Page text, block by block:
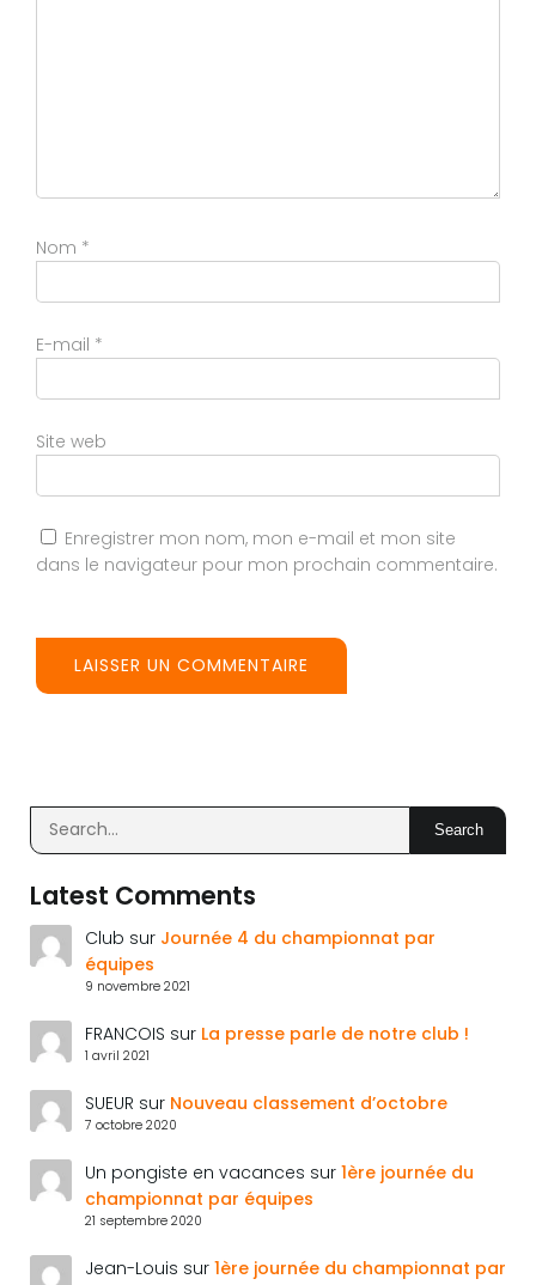
Nom *
E-mail *
Site web
Enregistrer mon nom, mon e-mail et mon site
dans le navigateur pour mon prochain commentaire.
Search
Latest Comments
Club sur Journée 4 du championnat par
équipes
9 novembre 2021
FRANCOIS sur La presse parle de notre club !
1 avril 2021
SUEUR sur Nouveau classement d’octobre
7 octobre 2020
Un pongiste en vacances sur 1ère journée du
championnat par équipes
21 septembre 2020
Jean-Louis sur 1ère journée du championnat par